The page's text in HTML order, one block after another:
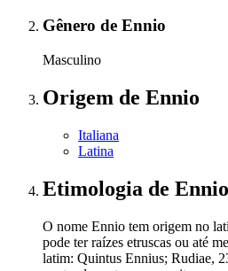
Gênero de Ennio
Masculino
Origem de Ennio
Italiana
Latina
Etimologia de Ennio
O nome Ennio tem origem no
pode ter raízes etruscas ou até
latim: Quintus Ennius; Rudiae,